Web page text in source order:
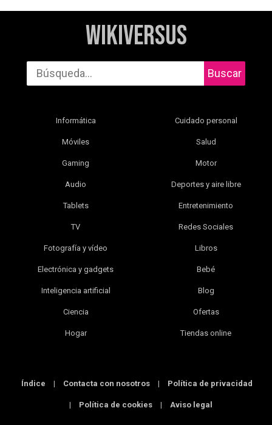
WikiVersus
Buscar
Informática
Móviles
Gaming
Audio
Tablets
TV
Fotografía y vídeo
Electrónica y gadgets
Inteligencia artificial
Ciencia
Hogar
Cuidado personal
Salud
Motor
Deportes y aire libre
Entretenimiento
Redes Sociales
Libros
Bebé
Blog
Ofertas
Tiendas online
Índice | Contacta con nosotros | Política de privacidad
| Política de cookies | Aviso legal